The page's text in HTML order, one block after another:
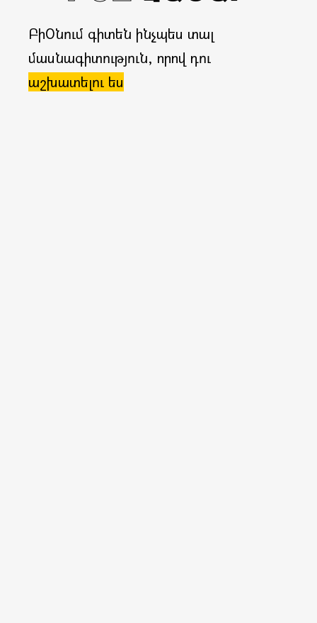
ԲիՕնում գիտեն ինչպես տալ
մասնագիտություն, որով դու
աշխատելու ես